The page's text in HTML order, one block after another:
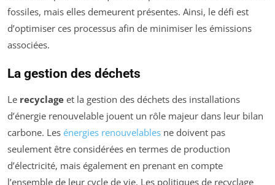
fossiles, mais elles demeurent présentes. Ainsi, le défi est
d’optimiser ces processus afin de minimiser les émissions
associées.
La gestion des déchets
Le recyclage et la gestion des déchets des installations
d’énergie renouvelable jouent un rôle majeur dans leur bilan
carbone. Les énergies renouvelables ne doivent pas
seulement être considérées en termes de production
d’électricité, mais également en prenant en compte
l’ensemble de leur cycle de vie. Les politiques de recyclage